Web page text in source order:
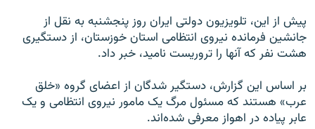
پيش از اين، تلويزيون دولتی ايران روز پنجشنبه به نقل از
جانشين فرمانده نيروی انتظامی استان خوزستان، از دستگيری
هشت نفر که آنها را تروريست ناميد، خبر داد.
بر اساس اين گزارش، دستگير شدگان از اعضای گروه «خلق
عرب» هستند که مسئول مرگ يک مامور نيروی انتظامی و يک
عابر پياده در اهواز معرفی شده‌اند.